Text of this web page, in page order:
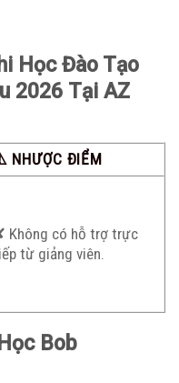
Học Đào Tạo
2026 Tại AZ
NHƯỢC ĐIỂM
Không có hỗ trợ trực
từ giảng viên.
Bob